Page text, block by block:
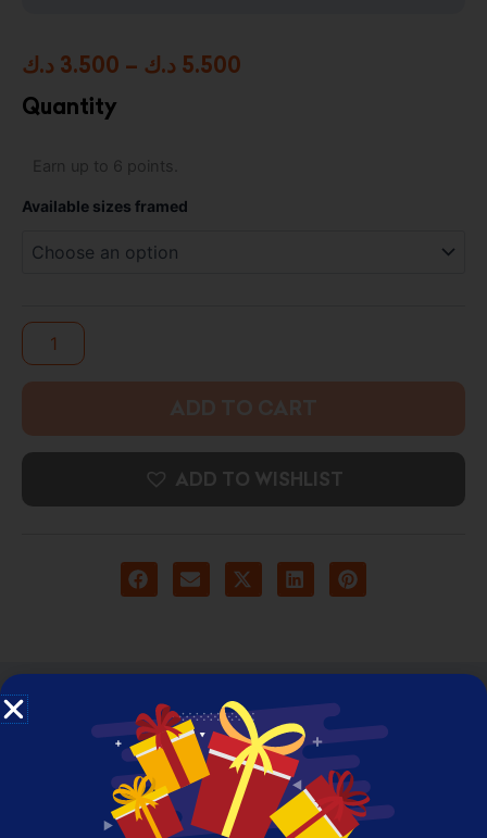
3.500 د.ك – 5.500 د.ك
Quantity
Earn up to 6 points.
Available sizes framed
Comics
Black
Framed
quantity
ADD TO WISHLIST
DESCRIPTION
ADDITIONAL INFORMATION REVIEWS (0)
High Resolution Framed Photo Print